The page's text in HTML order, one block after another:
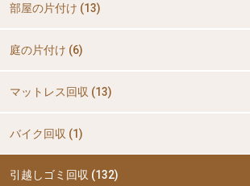
部屋の片付け (13)
庭の片付け (6)
マットレス回収 (13)
バイク回収 (1)
引越しゴミ回収 (132)